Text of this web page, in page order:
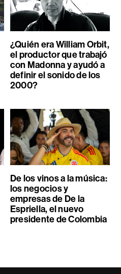
¿Quién era William Orbit,
el productor que trabajó
con Madonna y ayudó a
definir el sonido de los
2000?
De los vinos a la música:
los negocios y
empresas de De la
Espriella, el nuevo
presidente de Colombia